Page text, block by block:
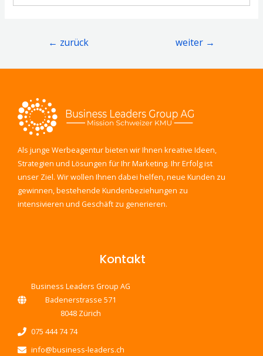
← zurück weiter →
Als junge Werbeagentur bieten wir Ihnen kreative Ideen,
Strategien und Lösungen für Ihr Marketing. Ihr Erfolg ist
unser Ziel. Wir wollen Ihnen dabei helfen, neue Kunden zu
gewinnen, bestehende Kundenbeziehungen zu
intensivieren und Geschäft zu generieren.
Kontakt
Business Leaders Group AG
Badenerstrasse 571
8048 Zürich
075 444 74 74
info@business-leaders.ch